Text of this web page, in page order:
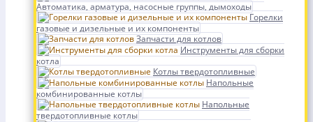
Автоматика, арматура, насосные группы, дымоходы
Горелки
газовые и дизельные и их компоненты
Запчасти для котлов
Инструменты для сборки
котла
Котлы твердотопливные
Напольные
комбинированные котлы
Напольные
твердотопливные котлы